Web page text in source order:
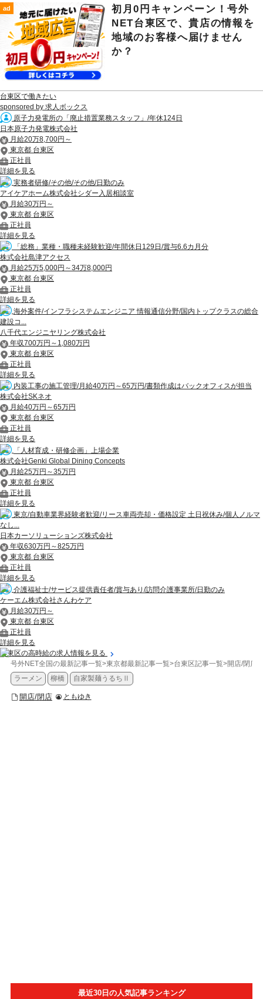
ad
初月0円キャンペーン！号外
NET台東区で、貴店の情報を
地域のお客様へ届けません
か？
台東区で働きたい
sponsored by 求人ボックス
原子力発電所の「廃止措置業務スタッフ」/年休124日
日本原子力発電株式会社
月給20万8,700円～
東京都 台東区
正社員
詳細を見る
実務者研修/その他/その他/日勤のみ
アイケアホーム株式会社シダー入居相談室
月給30万円～
東京都 台東区
正社員
詳細を見る
「総務」業種・職種未経験歓迎/年間休日129日/賞与6.6カ月分
株式会社島津アクセス
月給25万5,000円～34万8,000円
東京都 台東区
正社員
詳細を見る
海外案件/インフラシステムエンジニア 情報通信分野/国内トップクラスの総合
建設コ...
八千代エンジニヤリング株式会社
年収700万円～1,080万円
東京都 台東区
正社員
詳細を見る
内装工事の施工管理/月給40万円～65万円/書類作成はバックオフィスが担当
株式会社SKネオ
月給40万円～65万円
東京都 台東区
正社員
詳細を見る
「人材育成・研修企画」上場企業
株式会社Genki Global Dining Concepts
月給25万円～35万円
東京都 台東区
正社員
詳細を見る
東京/自動車業界経験者歓迎/リース車両売却・価格設定 土日祝休み/個人ノルマ
なし...
日本カーソリューションズ株式会社
年収630万円～825万円
東京都 台東区
正社員
詳細を見る
介護福祉士/サービス提供責任者/賞与あり/訪問介護事業所/日勤のみ
ケーエム株式会社さんわケア
月給30万円～
東京都 台東区
正社員
詳細を見る
台東区の高時給の求人情報を見る
号外NET全国の最新記事一覧>東京都最新記事一覧>台東区記事一覧>開店/閉店
ラーメン
柳橋 自家製麺うるちⅡ
開店/閉店 ともゆき
最近30日の人気記事ランキング